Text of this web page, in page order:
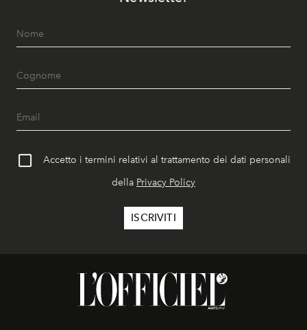
Accetto i termini relativi al trattamento dei dati personali
della Privacy Policy